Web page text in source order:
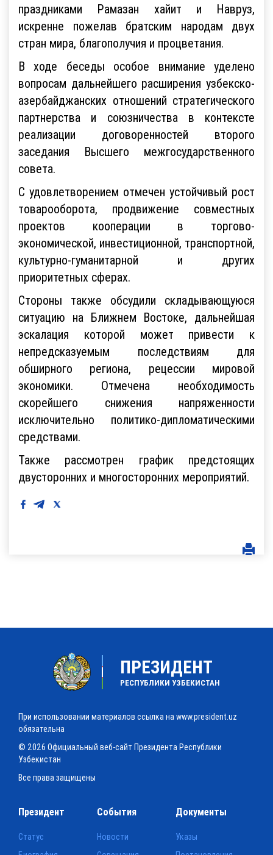
праздниками Рамазан хайит и Навруз,
искренне пожелав братским народам двух
стран мира, благополучия и процветания.
В ходе беседы особое внимание уделено
вопросам дальнейшего расширения узбекско-
азербайджанских отношений стратегического
партнерства и союзничества в контексте
реализации договоренностей второго
заседания Высшего межгосударственного
совета.
С удовлетворением отмечен устойчивый рост
товарооборота, продвижение совместных
проектов кооперации в торгово-
экономической, инвестиционной, транспортной,
культурно-гуманитарной и других
приоритетных сферах.
Стороны также обсудили складывающуюся
ситуацию на Ближнем Востоке, дальнейшая
эскалация которой может привести к
непредсказуемым последствиям для
обширного региона, рецессии мировой
экономики. Отмечена необходимость
скорейшего снижения напряженности
исключительно политико-дипломатическими
средствами.
Также рассмотрен график предстоящих
двусторонних и многосторонних мероприятий.
ПРЕЗИДЕНТ
РЕСПУБЛИКИ УЗБЕКИСТАН
При использовании материалов ссылка на www.president.uz
обязательна
© 2026 Официальный веб-сайт Президента Республики
Узбекистан
Все права защищены
Президент
Статус
События
Новости
Документы
Указы